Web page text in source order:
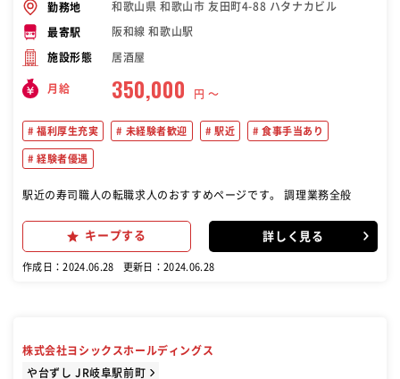
勤務地 和歌山県 和歌山市 友田町4-88 ハタナカビル
最寄駅 阪和線 和歌山駅
施設形態 居酒屋
月給 350,000 円 〜
福利厚生充実 未経験者歓迎 駅近 食事手当あり
経験者優遇
駅近の寿司職人の転職求人のおすすめページです。 調理業務全般
キープする 詳しく見る
作成日：2024.06.28 更新日：2024.06.28
株式会社ヨシックスホールディングス
や台ずし JR岐阜駅前町